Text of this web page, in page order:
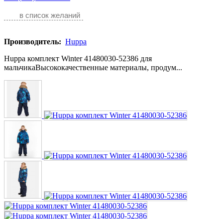
в список желаний
Производитель: Huppa
Huppa комплект Winter 41480030-52386 для
мальчикаВысококачественные материалы, продум...